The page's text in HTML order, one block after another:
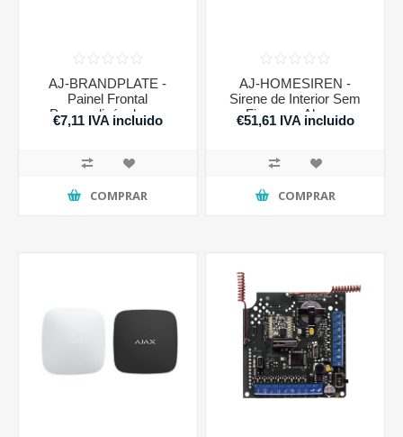
AJ-BRANDPLATE -
Painel Frontal
Personalizável para
StreetSiren DoubleDeck
€7,11 IVA incluido
COMPRAR
AJ-HOMESIREN -
Sirene de Interior Sem
Fios para Alarme
€51,61 IVA incluido
COMPRAR